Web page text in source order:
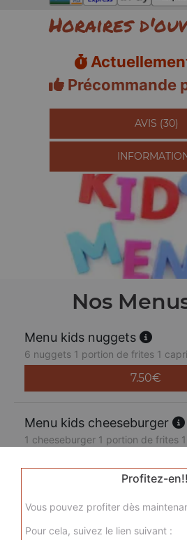
Horaires
Précommande
AVIS (30)
Nos
Menu kids nuggets
6 nuggets 1 portion de frites 1
7.50€
Menu kids cheeseburger
1 cheeseburger 1 portion de frites
Profitez-
Vous pouvez profiter dès
Pour cela, suivez le lien suivant :